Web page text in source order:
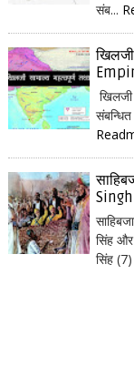
संब...
सिंह
सिंह